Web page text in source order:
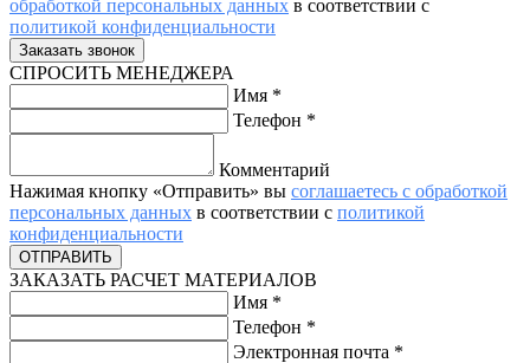
обработкой персональных данных в соответствии с
политикой конфиденциальности
СПРОСИТЬ МЕНЕДЖЕРА
Имя *
Телефон *
Комментарий
Нажимая кнопку «Отправить» вы соглашаетесь с обработкой
персональных данных в соответствии с политикой
конфиденциальности
ЗАКАЗАТЬ РАСЧЕТ МАТЕРИАЛОВ
Имя *
Телефон *
Электронная почта *